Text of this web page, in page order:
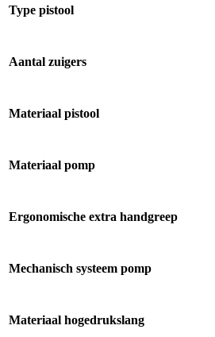
Type pistool
Aantal zuigers
Materiaal pistool
Materiaal pomp
Ergonomische extra handgreep
Mechanisch systeem pomp
Materiaal hogedrukslang